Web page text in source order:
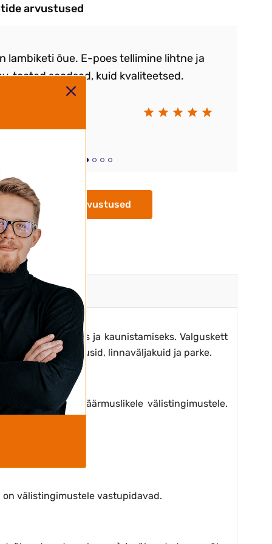
arvustused
lambiketi õue. E-poes tellimine lihtne ja
tooted soodsad, kuid kvaliteetsed.
Kõik arvustused
valgustamiseks ja kaunistamiseks. Valguskett
paljusid kodusid, linnaväljakuid ja parke.
niiskusele ja äärmuslikele välistingimustele.
on välistingimustele vastupidavad.